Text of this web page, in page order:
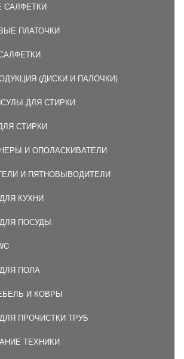
САЛФЕТКИ
ПЛАТОЧКИ
(ДИСКИ И ПАЛОЧКИ)
ДЛЯ СТИРКИ
СТИРКИ
И ОПОЛАСКИВАТЕЛИ
И ПЯТНОВЫВОДИТЕЛИ
КУХНИ
ПОСУДЫ
ПОЛА
И КОВРЫ
ПРОЧИСТКИ ТРУБ
ТЕХНИКИ